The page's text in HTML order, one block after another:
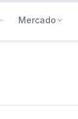
Mercado